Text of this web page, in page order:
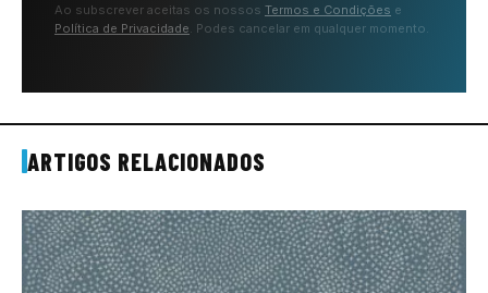
Ao subscrever aceitas os nossos Termos e Condições e
Política de Privacidade . Podes cancelar em qualquer momento.
ARTIGOS RELACIONADOS